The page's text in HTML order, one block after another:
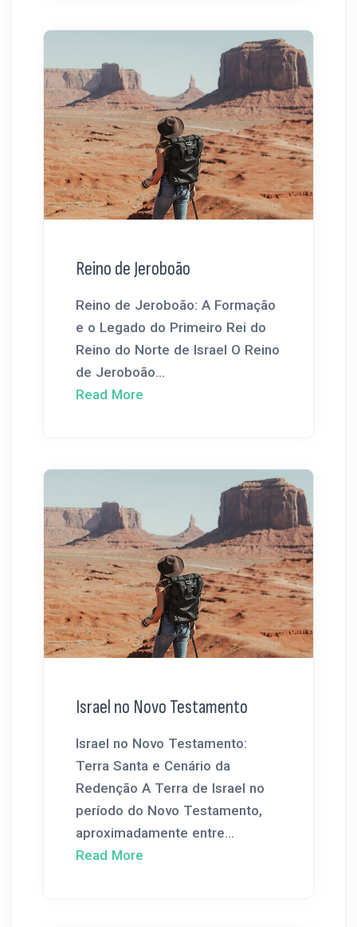
Reino de Jeroboão
Reino de Jeroboão: A Formação
e o Legado do Primeiro Rei do
Reino do Norte de Israel O Reino
de Jeroboão...
Read More
Israel no Novo Testamento
Israel no Novo Testamento:
Terra Santa e Cenário da
Redenção A Terra de Israel no
período do Novo Testamento,
aproximadamente entre...
Read More